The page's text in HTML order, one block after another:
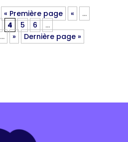
« Première page «
…
4 5 6
…
… » Dernière page »